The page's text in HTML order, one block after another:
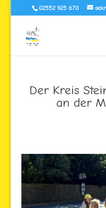
02552 925 670
Der Kreis
an der